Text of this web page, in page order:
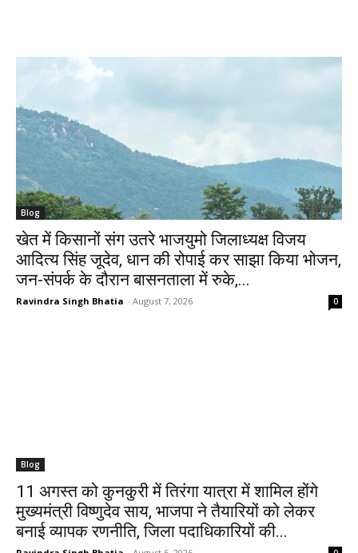
Blog
खेत में किसानों संग उतरे भाजयुमो जिलाध्यक्ष विजय
आदित्य सिंह जूदेव, धान की रोपाई कर साझा किया भोजन,
जन-संपर्क के दौरान बासनताला में रुके,...
Ravindra Singh Bhatia - August 7, 2026 0
Blog
11 अगस्त को कुनकुरी में तिरंगा यात्रा में शामिल होंगे
मुख्यमंत्री विष्णुदेव साय, भाजपा ने तैयारियों को लेकर
बनाई व्यापक रणनीति, जिला पदाधिकारियों की...